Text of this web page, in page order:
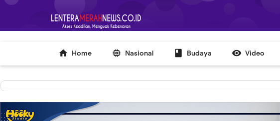
-->
 Home  Nasional  Budaya  Video